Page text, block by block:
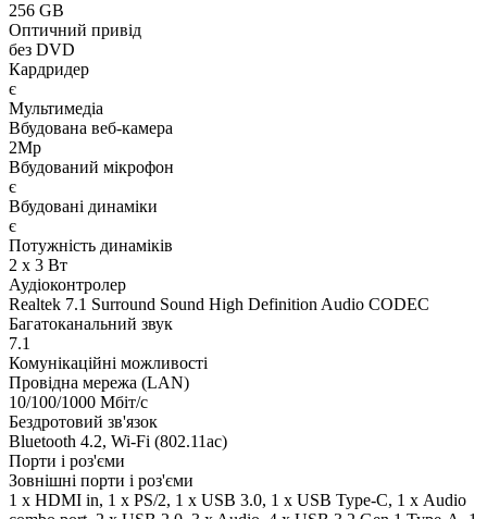
256 GB
Оптичний привід
без DVD
Кардридер
є
Мультимедіа
Вбудована веб-камера
2Mp
Вбудований мікрофон
є
Вбудовані динаміки
є
Потужність динаміків
2 x 3 Вт
Аудіоконтролер
Realtek 7.1 Surround Sound High Definition Audio CODEC
Багатоканальний звук
7.1
Комунікаційні можливості
Провідна мережа (LAN)
10/100/1000 Мбіт/с
Бездротовий зв'язок
Bluetooth 4.2, Wi-Fi (802.11ac)
Порти і роз'єми
Зовнішні порти і роз'єми
1 x HDMI in, 1 x PS/2, 1 x USB 3.0, 1 x USB Type-C, 1 х Audio